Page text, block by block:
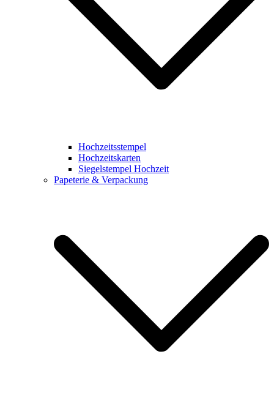
Hochzeitsstempel
Hochzeitskarten
Siegelstempel Hochzeit
Papeterie & Verpackung